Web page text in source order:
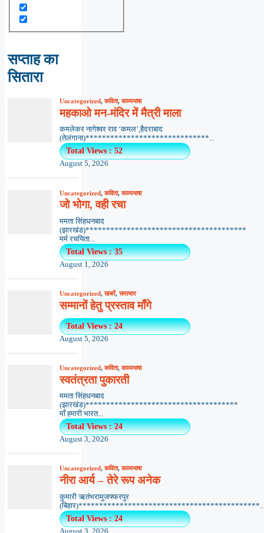
सप्ताह का
सितारा
Uncategorized,कविता,काव्यभाषा
महकाओ मन-मंदिर में मैत्री माला
कमलेकर नागेश्वर राव ‘कमल’,हैदराबाद
(तेलंगाना)******************************...
Total Views : 52
August 5, 2026
Uncategorized,कविता,काव्यभाषा
जो भोगा, वही रचा
ममता सिंहधनबाद
(झारखंड)***************************************
मर्म रचयिता...
Total Views : 35
August 1, 2026
Uncategorized,खबरें,समाचार
सम्मानों हेतु प्रस्ताव माँगे
Total Views : 24
August 5, 2026
Uncategorized,कविता,काव्यभाषा
स्वतंत्रता पुकारती
ममता सिंहधनबाद
(झारखंड)*************************************
माँ हमारी भारत...
Total Views : 24
August 3, 2026
Uncategorized,कविता,काव्यभाषा
नीरा आर्य – तेरे रूप अनेक
कुमारी ऋतंभरामुजफ्फरपुर
Total Views : 24
August 3, 2026